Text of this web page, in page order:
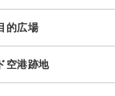
的広場
空港跡地